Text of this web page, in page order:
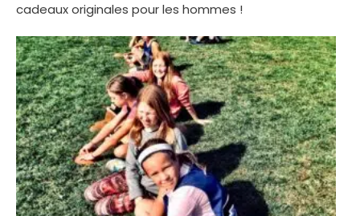
cadeaux originales pour les hommes !